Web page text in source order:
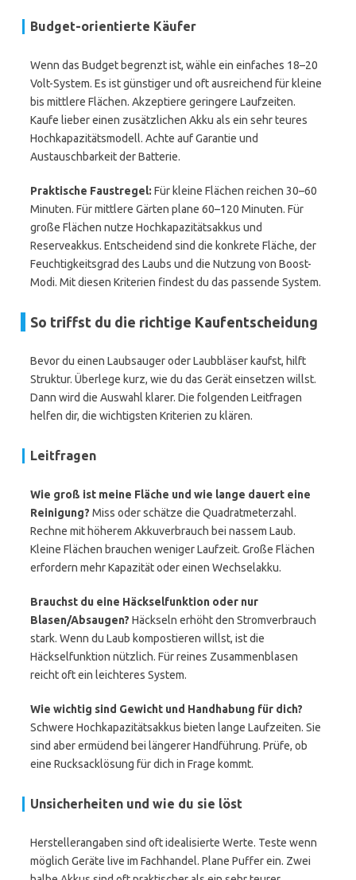
Budget-orientierte Käufer
Wenn das Budget begrenzt ist, wähle ein einfaches 18–20
Volt-System. Es ist günstiger und oft ausreichend für kleine
bis mittlere Flächen. Akzeptiere geringere Laufzeiten.
Kaufe lieber einen zusätzlichen Akku als ein sehr teures
Hochkapazitätsmodell. Achte auf Garantie und
Austauschbarkeit der Batterie.
Praktische Faustregel: Für kleine Flächen reichen 30–60
Minuten. Für mittlere Gärten plane 60–120 Minuten. Für
große Flächen nutze Hochkapazitätsakkus und
Reserveakkus. Entscheidend sind die konkrete Fläche, der
Feuchtigkeitsgrad des Laubs und die Nutzung von Boost-
Modi. Mit diesen Kriterien findest du das passende System.
So triffst du die richtige Kaufentscheidung
Bevor du einen Laubsauger oder Laubbläser kaufst, hilft
Struktur. Überlege kurz, wie du das Gerät einsetzen willst.
Dann wird die Auswahl klarer. Die folgenden Leitfragen
helfen dir, die wichtigsten Kriterien zu klären.
Leitfragen
Wie groß ist meine Fläche und wie lange dauert eine
Reinigung? Miss oder schätze die Quadratmeterzahl.
Rechne mit höherem Akkuverbrauch bei nassem Laub.
Kleine Flächen brauchen weniger Laufzeit. Große Flächen
erfordern mehr Kapazität oder einen Wechselakku.
Brauchst du eine Häckselfunktion oder nur
Blasen/Absaugen? Häckseln erhöht den Stromverbrauch
stark. Wenn du Laub kompostieren willst, ist die
Häckselfunktion nützlich. Für reines Zusammenblasen
reicht oft ein leichteres System.
Wie wichtig sind Gewicht und Handhabung für dich?
Schwere Hochkapazitätsakkus bieten lange Laufzeiten. Sie
sind aber ermüdend bei längerer Handführung. Prüfe, ob
eine Rucksacklösung für dich in Frage kommt.
Unsicherheiten und wie du sie löst
Herstellerangaben sind oft idealisierte Werte. Teste wenn
möglich Geräte live im Fachhandel. Plane Puffer ein. Zwei